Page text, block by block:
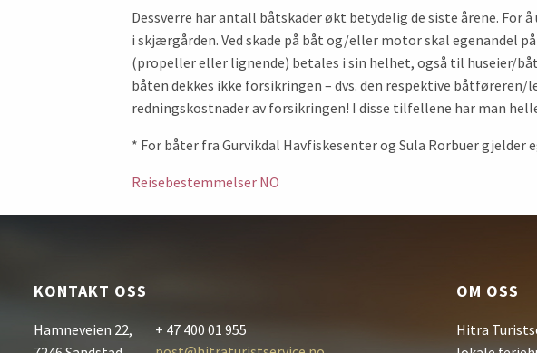
Dessverre har antall båtskader økt betydelig de siste årene.
i skjærgården. Ved skade på båt og/eller motor skal egenandel
(propeller eller lignende) betales i sin helhet, også til huseier/
båten dekkes ikke forsikringen – dvs. den respektive
redningskostnader av forsikringen! I disse tilfellene har man
* For båter fra Gurvikdal Havfiskesenter og Sula Rorbuer gjelder
Reisebestemmelser NO
KONTAKT OSS
Hamneveien 22,
+ 47 400 01 955
OM OSS
Hitra